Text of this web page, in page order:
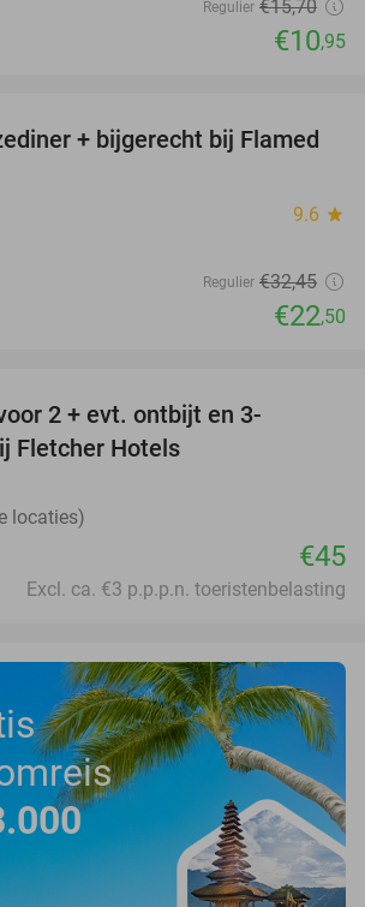
Regulier €15,70
€10,95
31%
+ bijgerecht bij Flamed
9.6 star
Regulier €32,45
€22,50
2 + evt. ontbijt en 3-
Fletcher Hotels
locaties)
€45
Excl. ca. €3 p.p.p.n. toeristenbelasting